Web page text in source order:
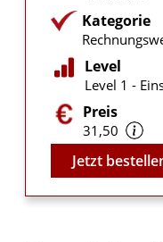
Kategorie
Level
Level 1 -
Preis
31,50
Video
Jetzt